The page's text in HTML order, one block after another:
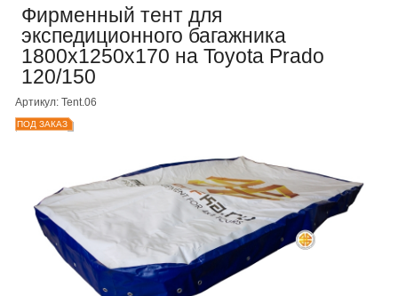
Фирменный тент для
экспедиционного багажника
1800х1250х170 на Toyota Prado
120/150
Артикул: Tent.06
ПОД ЗАКАЗ